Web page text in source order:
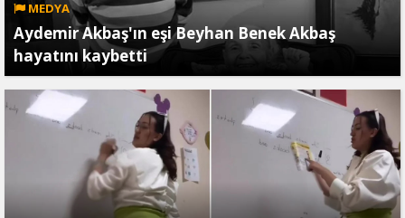
MEDYA
Aydemir Akbaş'ın eşi Beyhan Benek Akbaş
hayatını kaybetti